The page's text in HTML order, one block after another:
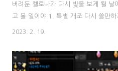
버려둔 켈로나가 다시 빛을 보게 될
고 볼 일이야 1. 특별 개조 다시 쓸만
개부터 스타트! 얼마 전 설날 패키지로
았는데 7강을 가는구나 특개 확률 증
까지 합치면 딱 절반 50%의 확률! 가
2023. 2. 19.